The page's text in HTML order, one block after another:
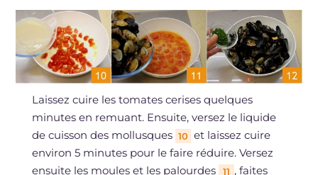
Laissez cuire les tomates cerises quelques
minutes en remuant. Ensuite, versez le liquide
de cuisson des mollusques 10 et laissez cuire
environ 5 minutes pour le faire réduire. Versez
ensuite les moules et les palourdes
11 , faites